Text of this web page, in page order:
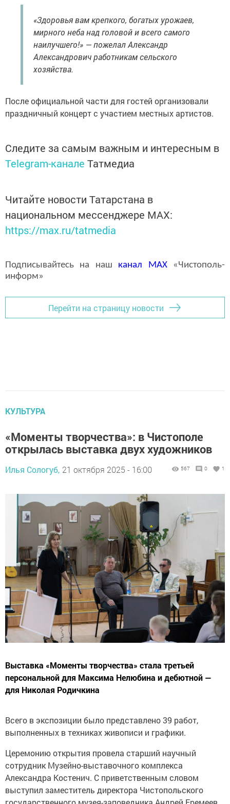
«Здоровья вам крепкого, богатых урожаев,
мирного неба над головой и всего самого
наилучшего!» — пожелал Александр
Александрович работникам сельского
хозяйства.
После официальной части для гостей организовали
праздничный концерт с участием местных артистов.
Следите за самым важным и интересным в
Telegram-канале Татмедиа
Читайте новости Татарстана в
национальном мессенджере MАХ:
https://max.ru/tatmedia
Подписывайтесь на наш канал MAX«Чистополь-
информ»
Перейти на страницу новости
КУЛЬТУРА
«Моменты творчества»: в Чистополе
открылась выставка двух художников
Илья Сологуб, 21 октября 2025 - 16:00 567 0 1
Выставка «Моменты творчества» стала третьей
персональной для Максима Нелюбина и дебютной —
для Николая Родичкина
Всего в экспозиции было представлено 39 работ,
выполненных в техниках живописи и графики.
Церемонию открытия провела старший научный
сотрудник Музейно-выставочного комплекса
Александра Костенич. С приветственным словом
выступил заместитель директора Чистопольского